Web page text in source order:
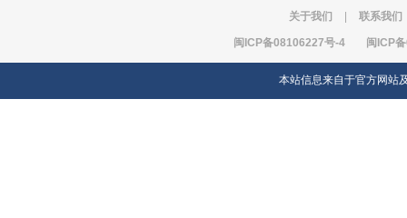
关于我们 联系我们
闽ICP备08106227号-4 闽ICP
本站信息来自于官方网站